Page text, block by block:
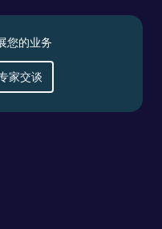
您的业务
家交谈